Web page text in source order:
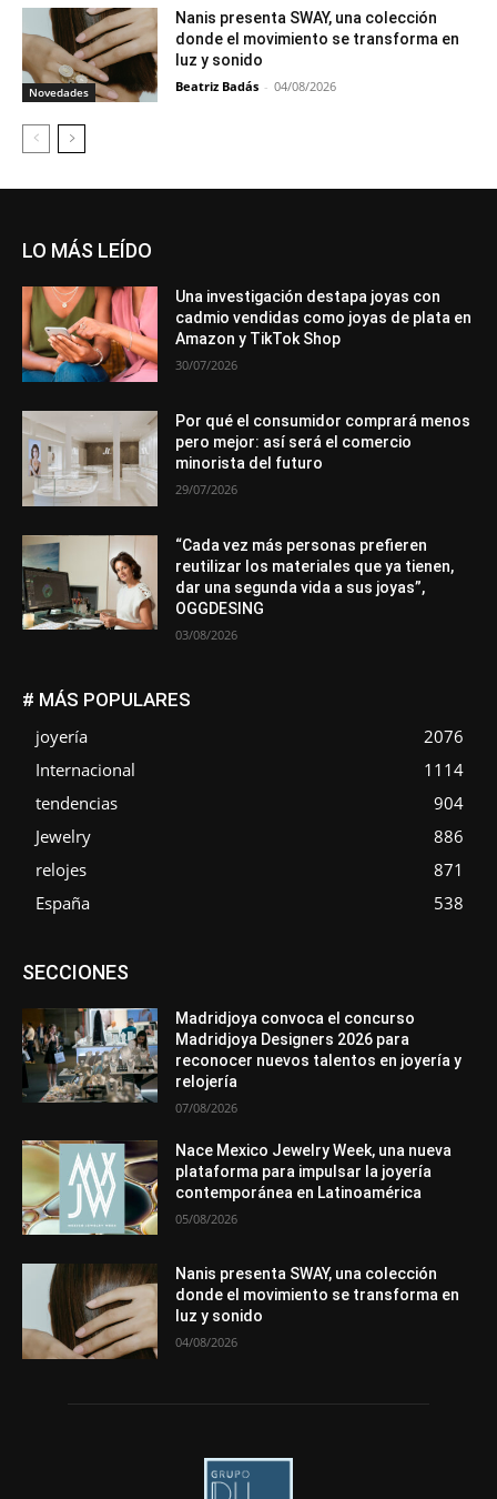
Novedades
Nanis presenta SWAY, una colección
donde el movimiento se transforma en
luz y sonido
Beatriz Badás - 04/08/2026
LO MÁS LEÍDO
Una investigación destapa joyas con
cadmio vendidas como joyas de plata en
Amazon y TikTok Shop
30/07/2026
Por qué el consumidor comprará menos
pero mejor: así será el comercio
minorista del futuro
29/07/2026
“Cada vez más personas prefieren
reutilizar los materiales que ya tienen,
dar una segunda vida a sus joyas”,
OGGDESING
03/08/2026
# MÁS POPULARES
joyería
2076
Internacional
1114
tendencias
904
Jewelry
886
relojes
871
España
538
SECCIONESAsociaciones
Entrevistas
Mundo Técnico
Novedades Opiniones
Perspectiva
Premios
Secciones Sin categoría
Más
Madridjoya convoca el concurso
Madridjoya Designers 2026 para
reconocer nuevos talentos en joyería y
relojería
07/08/2026
Nace Mexico Jewelry Week, una nueva
plataforma para impulsar la joyería
contemporánea en Latinoamérica
05/08/2026
Nanis presenta SWAY, una colección
donde el movimiento se transforma en
luz y sonido
04/08/2026